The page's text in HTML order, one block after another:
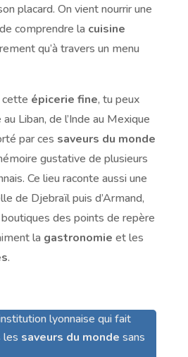
placard. On vient nourrir une
comprendre la cuisine
qu’à travers un menu
cette épicerie fine, tu peux
Liban, de l’Inde au Mexique
par ces saveurs du monde
gustative de plusieurs
Ce lieu raconte aussi une
de Djebraïl puis d’Armand,
des points de repère
la gastronomie et les
.
lyonnaise qui fait
les saveurs du monde sans